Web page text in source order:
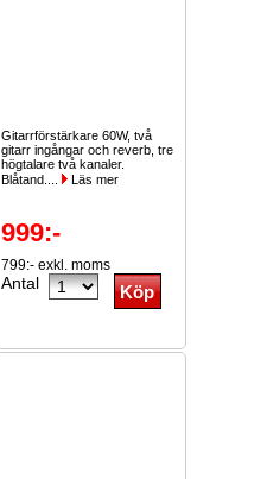
Gitarrförstärkare 60W, två
gitarr ingångar och reverb, tre
högtalare två kanaler.
Blåtand....
Läs mer
999:-
799:- exkl. moms
Antal